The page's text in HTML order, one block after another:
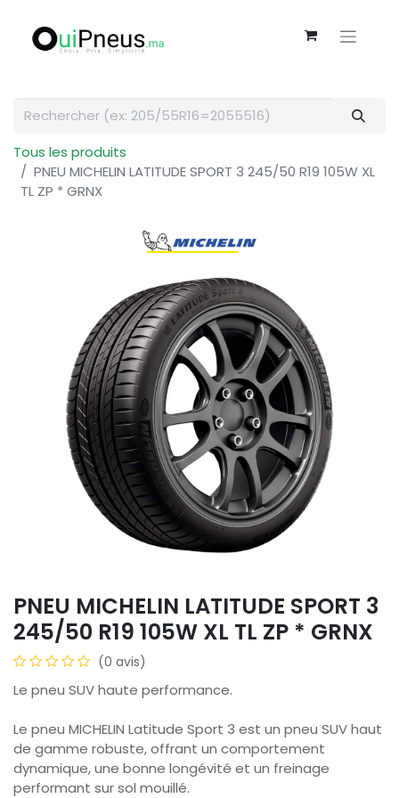
Tous les produits
PNEU MICHELIN LATITUDE SPORT 3 245/50 R19 105W XL
TL ZP * GRNX
PNEU MICHELIN LATITUDE SPORT 3
245/50 R19 105W XL TL ZP * GRNX
(0 avis)
Le pneu SUV haute performance.
Le pneu MICHELIN Latitude Sport 3 est un pneu SUV haut
de gamme robuste, offrant un comportement
dynamique, une bonne longévité et un freinage
performant sur sol mouillé.